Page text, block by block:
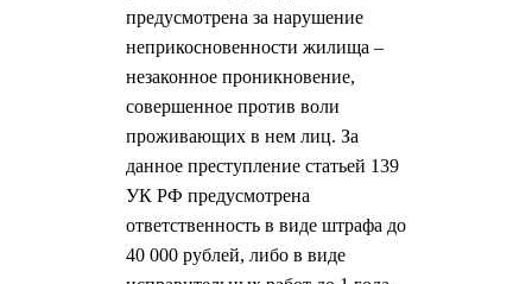
предусмотрена за нарушение
неприкосновенности жилища –
незаконное проникновение,
совершенное против воли
проживающих в нем лиц. За
данное преступление статьей 139
УК РФ предусмотрена
ответственность в виде штрафа до
40 000 рублей, либо в виде